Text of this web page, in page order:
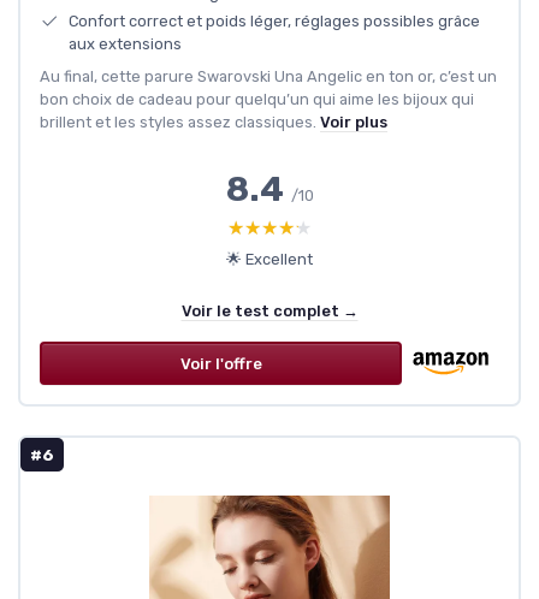
Confort correct et poids léger, réglages possibles grâce
aux extensions
Au final, cette parure Swarovski Una Angelic en ton or, c’est un
bon choix de cadeau pour quelqu’un qui aime les bijoux qui
brillent et les styles assez classiques. Voir plus
8.4 /10
★★★★★
★★★★★
🌟 Excellent
Voir le test complet →
Voir l'offre
#6